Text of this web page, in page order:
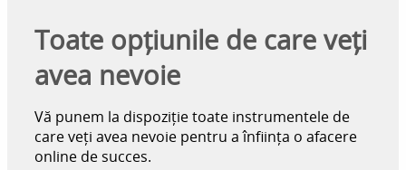
Toate opțiunile de care veți
avea nevoie
Vă punem la dispoziție toate instrumentele de
care veți avea nevoie pentru a înființa o afacere
online de succes.